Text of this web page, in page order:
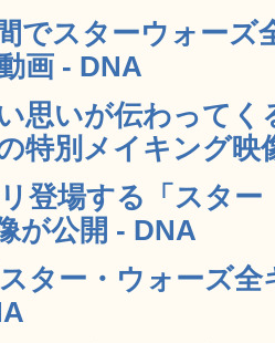
でスターウォーズ
画 - DNA
思いが伝わってく
特別メイキング映
登場する「スタ
が公開 - DNA
ター・ウォーズ